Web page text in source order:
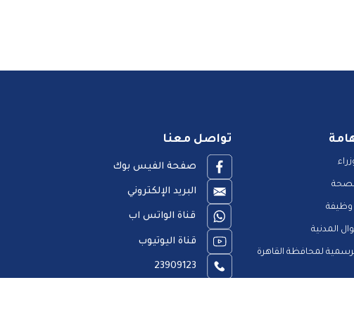
وظيفة
المدنية
لمحافظة القاهرة
تواصل معنا
صفحة الفيس بوك
البريد الإلكتروني
قناة الواتس اب
قناة اليوتيوب
23909123